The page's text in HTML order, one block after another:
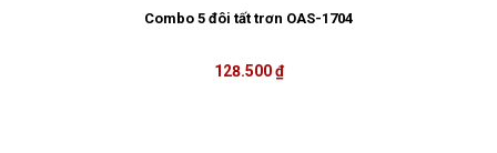
Combo 5 đôi tất trơn OAS-1704
128.500 ₫